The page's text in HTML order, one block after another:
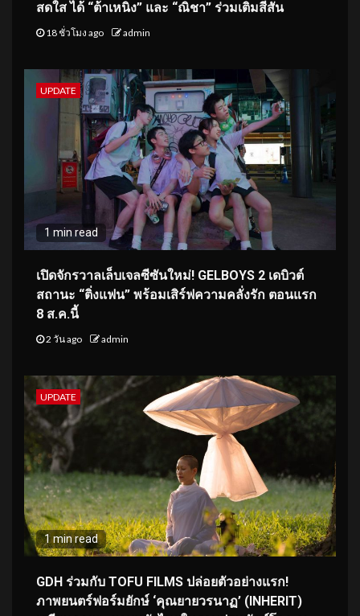
สดใส ได้ “ต้าเหนิง” และ “ณิชา” ร่วมเติมสีสัน
18 ชั่วโมง ago admin
UPDATE
1 min read
เปิดจักรวาลเล็บเจลซีซันใหม่! GELBOYS 2 เดบิวต์
สถานะ “ติ่งแฟน” พร้อมเสิร์ฟความคลั่งรัก ตอนแรก
8 ส.ค.นี้
2 วัน ago admin
UPDATE
1 min read
GDH ร่วมกับ TOFU FILMS ปล่อยตัวอย่างแรก!
ภาพยนตร์ฟอร์มยักษ์ ‘คุณยายวรนาฏ’ (INHERIT)